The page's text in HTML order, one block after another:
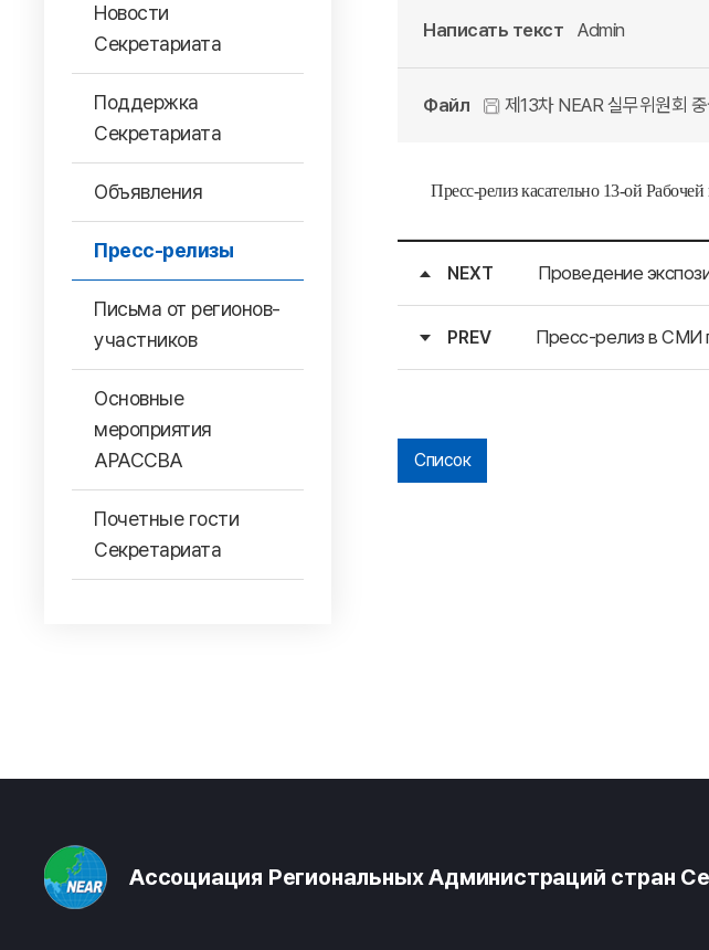
Новости
Секретариата
Поддержка
Секретариата
Объявления
Пресс-релизы
Письма от регионов-
участников
Основные
мероприятия
АРАССВА
Почетные гости
Секретариата
Написать текст Admin
Файл 제13차 NEAR 실무위원회
Пресс-релиз касательно 13-ой
NEXT
PREV Пресс-релиз в СМИ
Список
Ассоциация Региональных Администраций стран